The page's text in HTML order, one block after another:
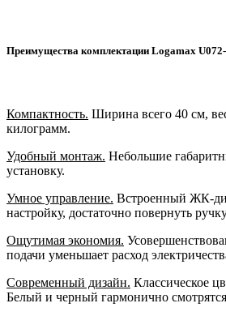
Преимущества комплектации Logamax
Компактность. Ширина всего 40 см,
килограмм.
Удобный монтаж. Небольшие
установку.
Умное управление. Встроенный ЖК-
настройку, достаточно повернуть
Ощутимая экономия.
подачи уменьшает расход
Современный дизайн. Классическое
Белый и черный гармонично